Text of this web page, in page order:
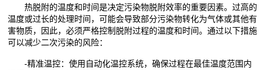
热脱附的温度和时间是决定污染物脱附效率的重要因素。过高的
温度或过长的处理时间，可能会导致部分污染物转化为气体或其他有
害物质，因此，必须严格控制脱附过程的温度和时间。通过以下措施
可以减少二次污染的风险：
-精准温控：使用自动化温控系统，确保过程在最佳温度范围内